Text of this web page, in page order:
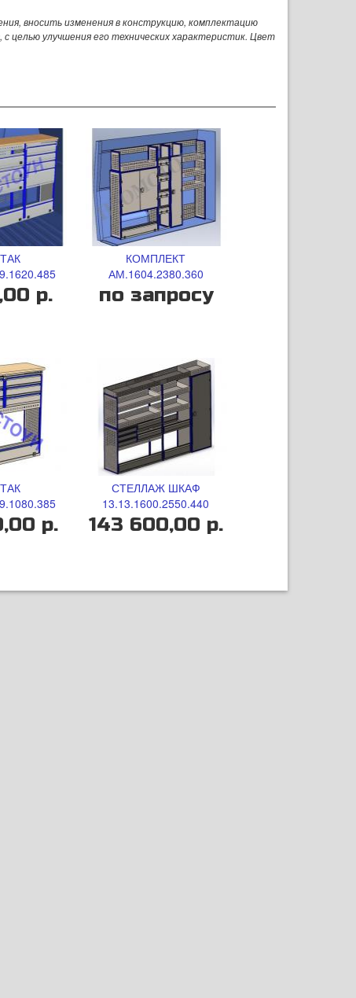
вносить изменения в конструкцию, комплектацию
целью улучшения его технических характеристик. Цвет
р.
КОМПЛЕКТ
АМ.1604.2380.360
по запросу
р.
СТЕЛЛАЖ ШКАФ
13.13.1600.2550.440
143 600,00 р.